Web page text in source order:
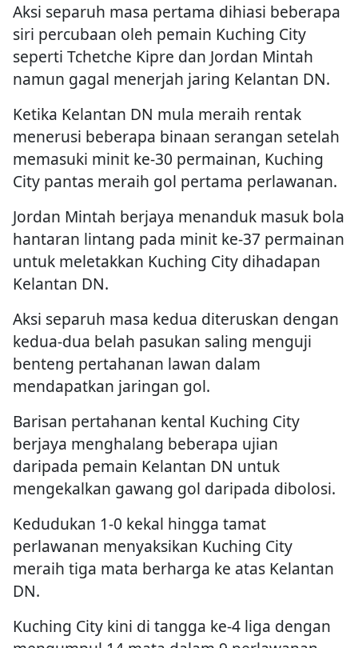
Aksi separuh masa pertama dihiasi beberapa
siri percubaan oleh pemain Kuching City
seperti Tchetche Kipre dan Jordan Mintah
namun gagal menerjah jaring Kelantan DN.
Ketika Kelantan DN mula meraih rentak
menerusi beberapa binaan serangan setelah
memasuki minit ke-30 permainan, Kuching
City pantas meraih gol pertama perlawanan.
Jordan Mintah berjaya menanduk masuk bola
hantaran lintang pada minit ke-37 permainan
untuk meletakkan Kuching City dihadapan
Kelantan DN.
Aksi separuh masa kedua diteruskan dengan
kedua-dua belah pasukan saling menguji
benteng pertahanan lawan dalam
mendapatkan jaringan gol.
Barisan pertahanan kental Kuching City
berjaya menghalang beberapa ujian
daripada pemain Kelantan DN untuk
mengekalkan gawang gol daripada dibolosi.
Kedudukan 1-0 kekal hingga tamat
perlawanan menyaksikan Kuching City
meraih tiga mata berharga ke atas Kelantan
DN.
Kuching City kini di tangga ke-4 liga dengan